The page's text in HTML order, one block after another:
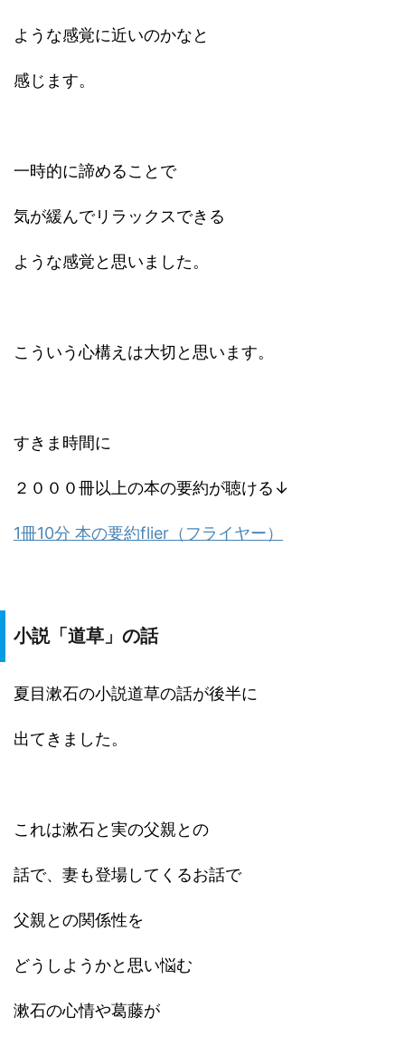
ような感覚に近いのかなと
感じます。
一時的に諦めることで
気が緩んでリラックスできる
ような感覚と思いました。
こういう心構えは大切と思います。
すきま時間に
２０００冊以上の本の要約が聴ける↓
1冊10分 本の要約flier（フライヤー）
小説「道草」の話
夏目漱石の小説道草の話が後半に
出てきました。
これは漱石と実の父親との
話で、妻も登場してくるお話で
父親との関係性を
どうしようかと思い悩む
漱石の心情や葛藤が